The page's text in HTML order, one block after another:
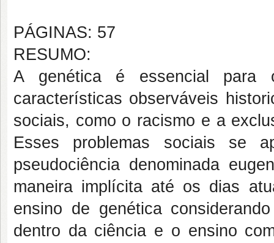
PÁGINAS: 57
RESUMO:
A genética é essencial para
características observáveis
sociais, como o racismo e a
Esses problemas sociais se
pseudociência denominada
maneira implícita até os dias
ensino de genética
dentro da ciência e o ensino